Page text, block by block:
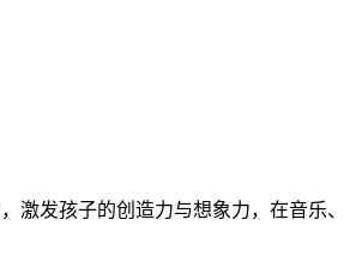
激发孩子的创造力与想象力，在音乐、